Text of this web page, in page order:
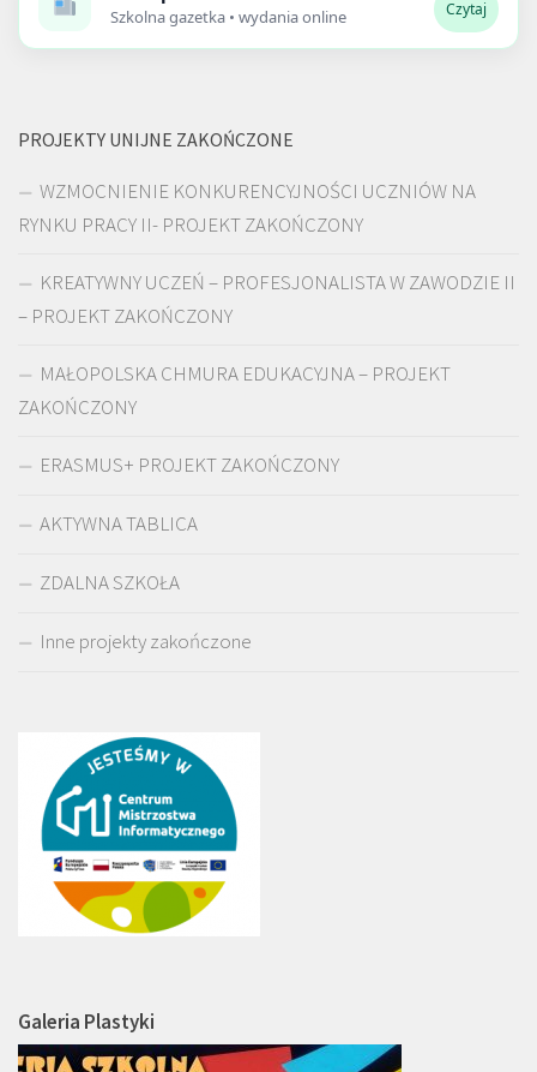
Szkolna gazetka • wydania online Czytaj
PROJEKTY UNIJNE ZAKOŃCZONE
WZMOCNIENIE KONKURENCYJNOŚCI UCZNIÓW NA
RYNKU PRACY II- PROJEKT ZAKOŃCZONY
KREATYWNY UCZEŃ – PROFESJONALISTA W ZAWODZIE II
– PROJEKT ZAKOŃCZONY
MAŁOPOLSKA CHMURA EDUKACYJNA – PROJEKT
ZAKOŃCZONY
ERASMUS+ PROJEKT ZAKOŃCZONY
AKTYWNA TABLICA
ZDALNA SZKOŁA
Inne projekty zakończone
Galeria Plastyki